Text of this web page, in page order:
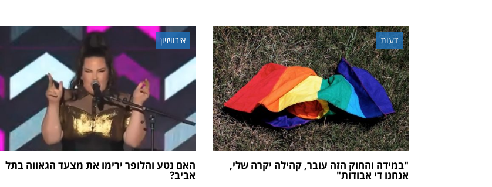
דעות
"במידה והחוק הזה עובר, קהילה יקרה שלי,
אנחנו די אבודות"
אירוויזיון
האם נטע והלופר ירימו את מצעד הגאווה בתל
אביב?